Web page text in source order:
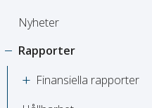
Nyheter
Rapporter
Finansiella rapporter